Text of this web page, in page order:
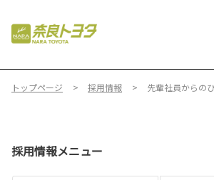
トップページ 採用情報 先輩社員からの
採用情報メニュー